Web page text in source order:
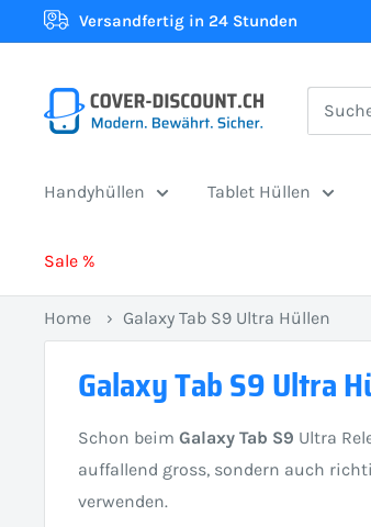
Direkt
zum
Versandfertig in 24 Stunden
Cover-
Discount.ch:
Onlineshop
der
Schweiz
für
Handyhüllen Tablet Hüllen
Sale %
Home › Galaxy Tab S9 Ultra Hüllen
Galaxy Tab S9 Ultra
Schon beim Galaxy Tab S9 Ultra
auffallend gross, sondern auch
verwenden.